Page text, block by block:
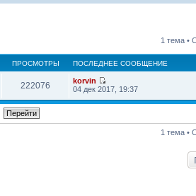
1 тема •
ПРОСМОТРЫ ПОСЛЕДНЕЕ СООБЩЕНИЕ
222076
korvin
П
р
й
04 дек 2017, 19:37
1 тема •